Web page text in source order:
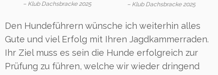
– Klub Dachsbracke 2025
– Klub Dachsbracke 2025
Den Hundeführern wünsche ich weiterhin alles
Gute und viel Erfolg mit Ihren Jagdkammerraden.
Ihr Ziel muss es sein die Hunde erfolgreich zur
Prüfung zu führen, welche wir wieder dringend